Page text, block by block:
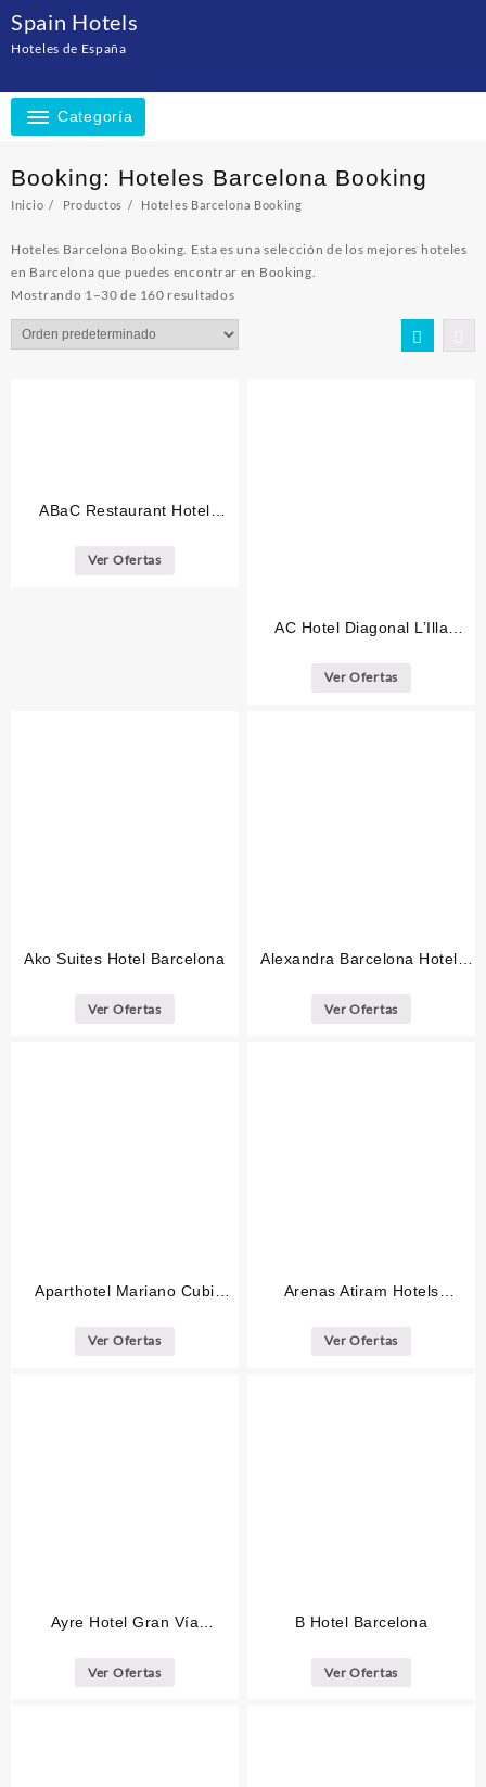
contenido
Spain Hotels
Hoteles de España
Categoría
Booking: Hoteles Barcelona Booking
Inicio Productos Hoteles Barcelona Booking
Hoteles Barcelona Booking. Esta es una selección de los mejores hoteles
en Barcelona que puedes encontrar en Booking.
Mostrando 1–30 de 160 resultados
ABaC Restaurant Hotel
Ver Ofertas
AC Hotel Diagonal L’Illa
Ver Ofertas
Ako Suites Hotel Barcelona
Ver Ofertas
Alexandra Barcelona Hotel,
Ver Ofertas
Aparthotel Mariano Cubi
Ver Ofertas
Arenas Atiram Hotels
Ver Ofertas
Ayre Hotel Gran Vía
Ver Ofertas
B Hotel Barcelona
Ver Ofertas